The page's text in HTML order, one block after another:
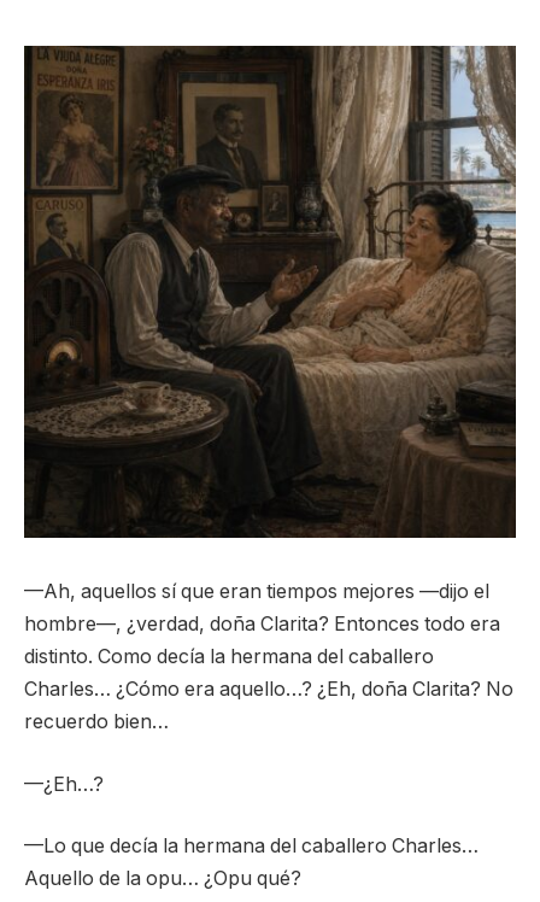
—Ah, aquellos sí que eran tiempos mejores —dijo el
hombre—, ¿verdad, doña Clarita? Entonces todo era
distinto. Como decía la hermana del caballero
Charles… ¿Cómo era aquello…? ¿Eh, doña Clarita? No
recuerdo bien…
—¿Eh…?
—Lo que decía la hermana del caballero Charles…
Aquello de la opu… ¿Opu qué?